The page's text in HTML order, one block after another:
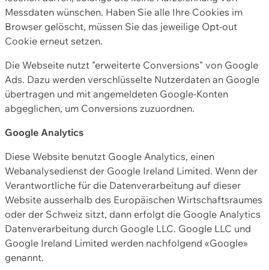
Messdaten wünschen. Haben Sie alle Ihre Cookies im
Browser gelöscht, müssen Sie das jeweilige Opt-out
Cookie erneut setzen.
Die Webseite nutzt "erweiterte Conversions" von Google
Ads. Dazu werden verschlüsselte Nutzerdaten an Google
übertragen und mit angemeldeten Google-Konten
abgeglichen, um Conversions zuzuordnen.
Google Analytics
Diese Website benutzt Google Analytics, einen
Webanalysedienst der Google Ireland Limited. Wenn der
Verantwortliche für die Datenverarbeitung auf dieser
Website ausserhalb des Europäischen Wirtschaftsraumes
oder der Schweiz sitzt, dann erfolgt die Google Analytics
Datenverarbeitung durch Google LLC. Google LLC und
Google Ireland Limited werden nachfolgend «Google»
genannt.